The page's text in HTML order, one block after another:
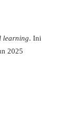
learning. Ini
2025